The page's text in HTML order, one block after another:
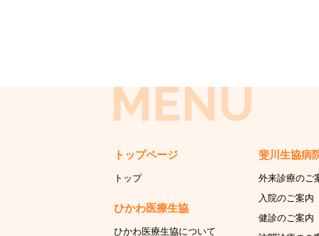
トップページ
トップ
ひかわ医療生協
ひかわ医療生協について
斐川生協病
外来診療のご
入院のご案内
健診のご案内